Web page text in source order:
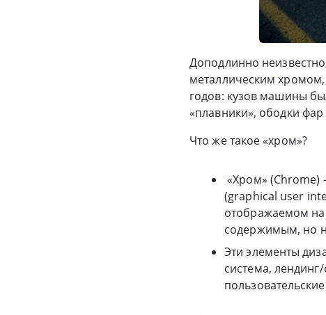
Доподлинно
металлическим
годов: кузов машины
«плавники», ободки
Что же такое «хром»?
«Хром» (Chrome)
(graphical user
отображаемом на
содержимым, но
Эти элементы
система,